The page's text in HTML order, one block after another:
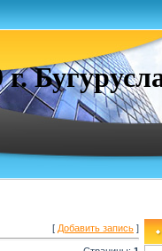
[ Добавить запись ]